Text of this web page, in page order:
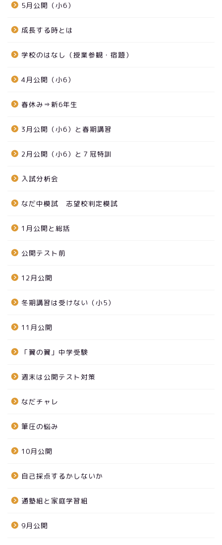
5月公開（小6）
成長する時とは
学校のはなし（授業参観・宿題）
4月公開（小6）
春休み⇒新6年生
3月公開（小6）と春期講習
2月公開（小6）と７冠特訓
入試分析会
なだ中模試 志望校判定模試
1月公開と総括
公開テスト前
12月公開
冬期講習は受けない（小5）
11月公開
「翼の翼」中学受験
週末は公開テスト対策
なだチャレ
筆圧の悩み
10月公開
自己採点するかしないか
通塾組と家庭学習組
9月公開